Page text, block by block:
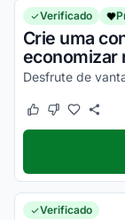
Verificado
Crie uma
economizar
Este cupom
Este cupom
Verificado